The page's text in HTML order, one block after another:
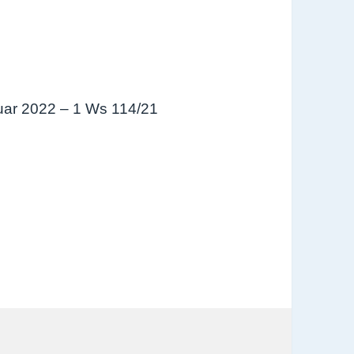
2022 – 1 Ws 114/21